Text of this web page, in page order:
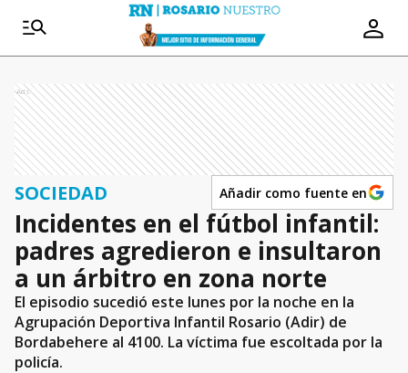
Ads
SOCIEDAD Añadir como fuente en
Incidentes en el fútbol infantil:
padres agredieron e insultaron
a un árbitro en zona norte
El episodio sucedió este lunes por la noche en la
Agrupación Deportiva Infantil Rosario (Adir) de
Bordabehere al 4100. La víctima fue escoltada por la
policía.